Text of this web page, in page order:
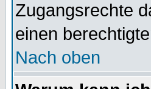
Zugangsrechte
einen
Nach oben